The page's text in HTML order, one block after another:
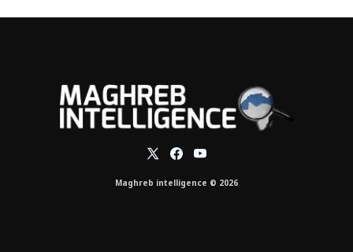
Maghreb intelligence © 2026